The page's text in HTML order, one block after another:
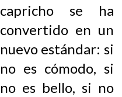
capricho se ha
convertido en un
nuevo estándar: si
no es cómodo, si
no es bello, si no